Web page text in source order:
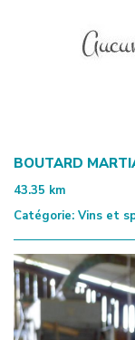
BOUTARD
43.35 km
Catégorie: Vins et